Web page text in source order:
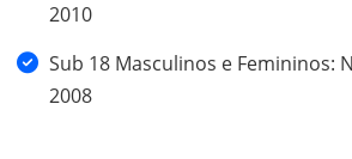
2010
Sub 18 Masculinos e Femininos:
2008